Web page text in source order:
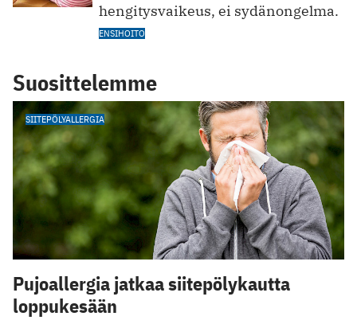
hengitysvaikeus, ei sydänongelma.
ENSIHOITO
Suosittelemme
SIITEPÖLYALLERGIA
Pujoallergia jatkaa siitepölykautta
loppukesään